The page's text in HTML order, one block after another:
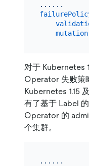
......
对于 Kubernetes
Operator 失败策
Kubernetes 1.15
有了基于 Label
Operator 的
个集群。
......